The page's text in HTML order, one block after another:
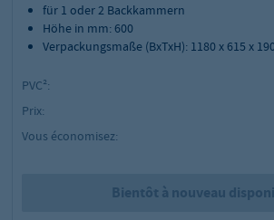
für 1 oder 2 Backkammern
Höhe in mm: 600
Verpackungsmaße (BxTxH): 1180 x 615 x
PVC²:
Prix:
Vous économisez:
Bientôt à nouveau